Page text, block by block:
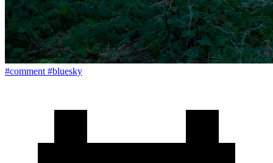
#comment #bluesky